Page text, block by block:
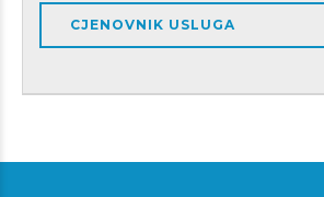
CJENOVNIK USLUGA